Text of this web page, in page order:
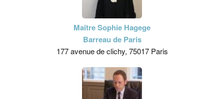
Maître Sophie Hagege
Barreau de Paris
177 avenue de clichy, 75017 Paris